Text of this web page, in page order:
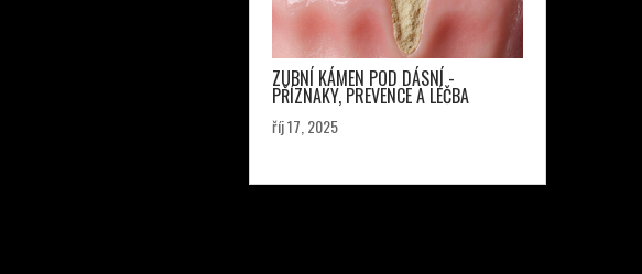
ZUBNÍ KÁMEN POD DÁSNÍ -
PŘÍZNAKY, PREVENCE A LÉČBA
říj 17, 2025